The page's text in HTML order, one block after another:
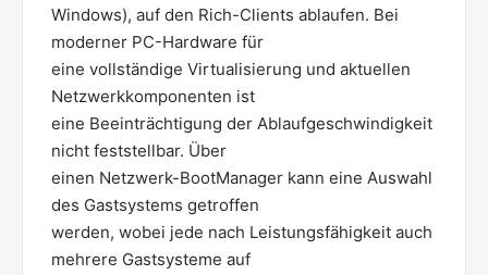
Windows), auf den Rich-Clients ablaufen. Bei
moderner PC-Hardware für
eine vollständige Virtualisierung und aktuellen
Netzwerkkomponenten ist
eine Beeinträchtigung der Ablaufgeschwindigkeit
nicht feststellbar. Über
einen Netzwerk-BootManager kann eine Auswahl
des Gastsystems getroffen
werden, wobei jede nach Leistungsfähigkeit auch
mehrere Gastsysteme auf